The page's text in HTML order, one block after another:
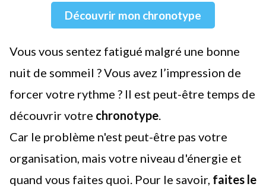
Découvrir mon chronotype
Vous vous sentez fatigué malgré une bonne
nuit de sommeil ? Vous avez l’impression de
forcer votre rythme ? Il est peut-être temps de
découvrir votre chronotype.
Car le problème n'est peut-être pas votre
organisation, mais votre niveau d'énergie et
quand vous faites quoi. Pour le savoir, faites le